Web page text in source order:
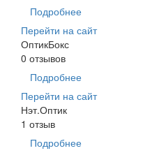
Подробнее
Перейти на сайт
ОптикБокс
0 отзывов
Подробнее
Перейти на сайт
Нэт.Оптик
1 отзыв
Подробнее